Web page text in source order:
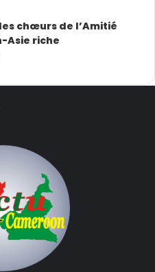
chœurs de l’Amitié
Asie riche